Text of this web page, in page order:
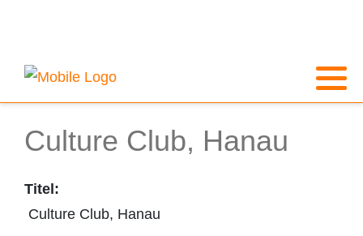
Culture Club, Hanau
Titel:
Culture Club, Hanau